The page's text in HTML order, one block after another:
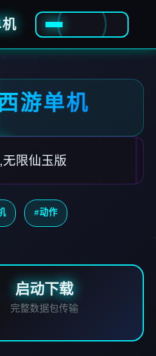
游单机
限仙玉版
#动作
启动下载
完整数据包传输